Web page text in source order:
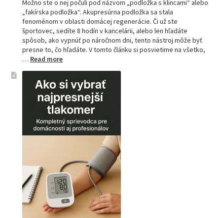
Možno ste o nej počuli pod názvom „podložka s klincami“ alebo
„fakírska podložka“. Akupresúrna podložka sa stala
fenoménom v oblasti domácej regenerácie. Či už ste
športovec, sedíte 8 hodín v kancelárii, alebo len hľadáte
spôsob, ako vypnúť po náročnom dni, tento nástroj môže byť
presne to, čo hľadáte. V tomto článku si posvietime na všetko,
… Read more:
sprievodca
akupresúrnou
podložkou:
Ako
si
vybrať
tú
prečo
je
hitom
na
Slovensku?